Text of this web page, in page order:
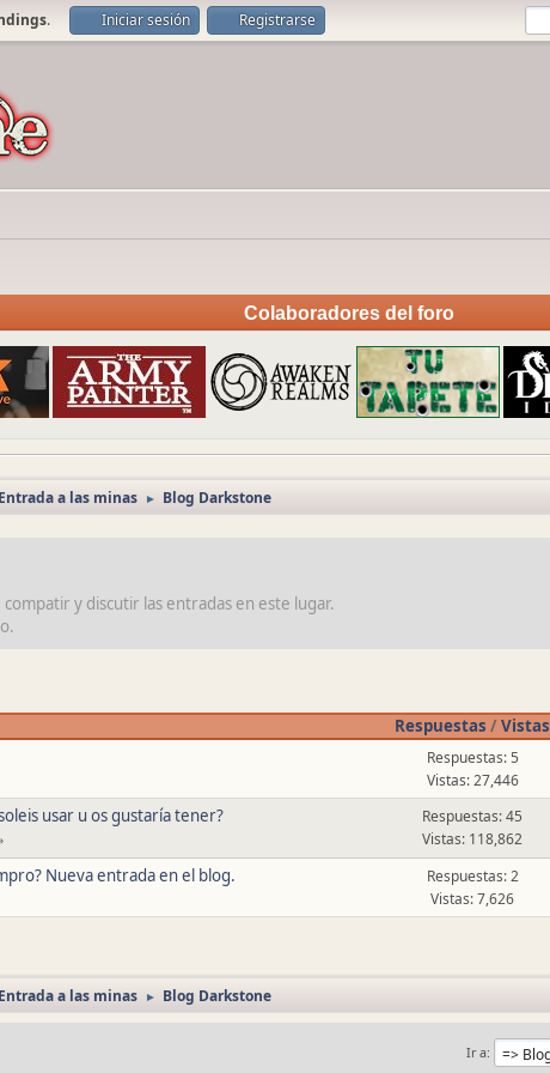
. Iniciar sesión Registrarse
Colaboradores del foro
Entrada a las minas ► Blog Darkstone
y discutir las entradas en este lugar.
Respuestas /Vistas
Respuestas: 5
Vistas: 27,446
usar u os gustaría tener?
Respuestas: 45
Vistas: 118,862
Nueva entrada en el blog.
Respuestas: 2
Vistas: 7,626
Entrada a las minas ► Blog Darkstone
Ir a